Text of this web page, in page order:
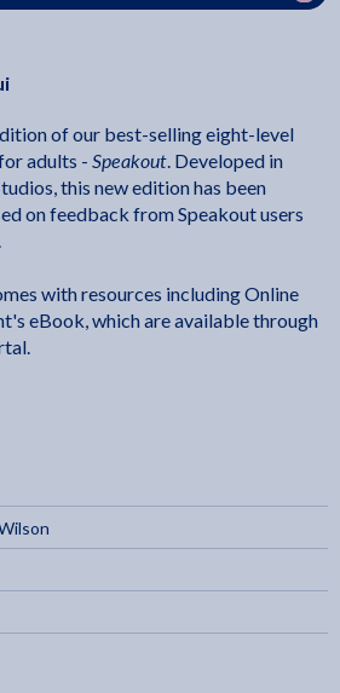
of our best-selling eight-level
adults - Speakout. Developed in
this new edition has been
on feedback from Speakout users
with resources including Online
eBook, which are available through